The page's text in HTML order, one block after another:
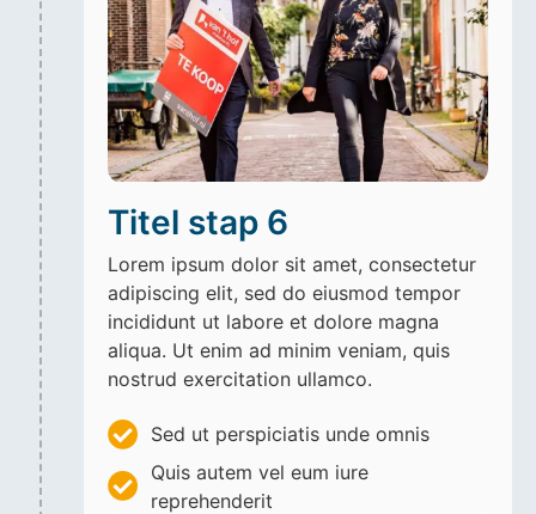
Titel stap 6
Lorem ipsum dolor sit amet, consectetur
adipiscing elit, sed do eiusmod tempor
incididunt ut labore et dolore magna
aliqua. Ut enim ad minim veniam, quis
nostrud exercitation ullamco.
Sed ut perspiciatis unde omnis
Quis autem vel eum iure
reprehenderit